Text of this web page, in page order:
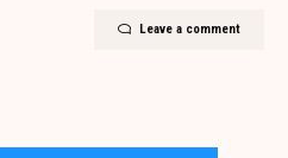
Leave a comment